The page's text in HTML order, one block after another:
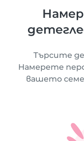
Търсите
Намерете
вашето